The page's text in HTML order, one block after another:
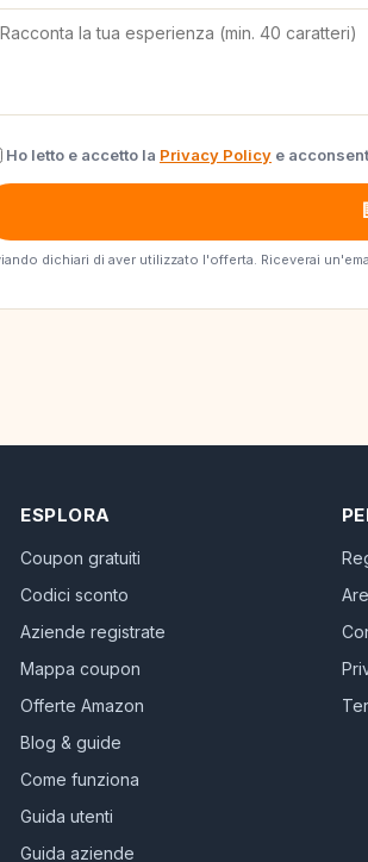
Ho letto e accetto la Privacy Policy e
dichiari di aver utilizzato l'offerta. Riceverai
ESPLORA
Coupon gratuiti
Codici sconto
Aziende registrate
Mappa coupon
Offerte Amazon
Blog & guide
Come funziona
Guida utenti
Guida aziende